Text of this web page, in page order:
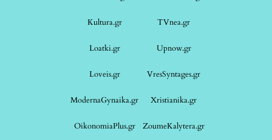
Kultura.gr TVnea.gr
Loatki.gr Upnow.gr
Loveis.gr VresSyntages.gr
ModernaGynaika.gr Xristianika.gr
OikonomiaPlus.gr ZoumeKalytera.gr